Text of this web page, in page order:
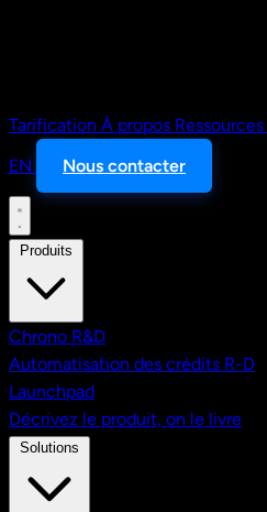
Tarification À propos Ressources
EN
Nous contacter
Chrono R&D
Automatisation des crédits R-D
Launchpad
Décrivez le produit, on le livre